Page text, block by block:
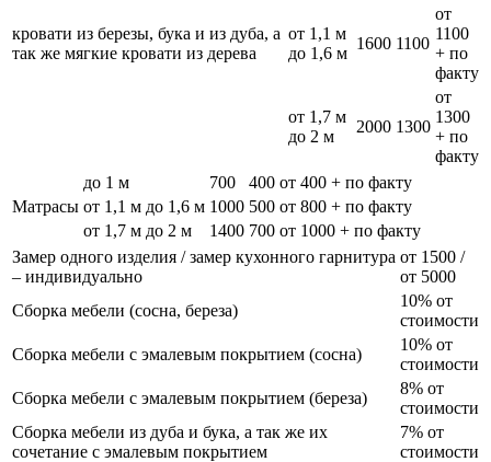
кровати из березы, бука и из дуба, а
так же мягкие кровати из дерева
от 1,1 м
до 1,6 м
1600 1100
от
1100
+ по
факту
от 1,7 м
до 2 м
2000 1300
от
1300
+ по
факту
Матрасы
до 1 м 700 400 от 400 + по факту
от 1,1 м до 1,6 м 1000 500 от 800 + по факту
от 1,7 м до 2 м
1400 700 от 1000 + по факту
Замер одного изделия / замер кухонного гарнитура
– индивидуально
от 1500 /
от 5000
Сборка мебели (сосна, береза)
10% от
стоимости
Сборка мебели с эмалевым покрытием (сосна)
10% от
стоимости
Сборка мебели с эмалевым покрытием (береза)
8% от
стоимости
Сборка мебели из дуба и бука, а так же их
сочетание с эмалевым покрытием
7% от
стоимости